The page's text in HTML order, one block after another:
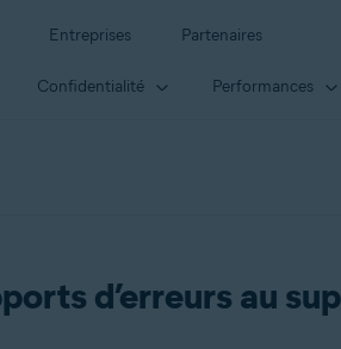
Entreprises Partenaires
Confidentialité Performances
d’erreurs au